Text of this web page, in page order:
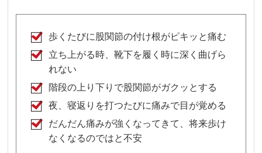
歩くたびに股関節の付け根がピキッと痛む
立ち上がる時、靴下を履く時に深く曲げら
れない
階段の上り下りで股関節がガクッとする
夜、寝返りを打つたびに痛みで目が覚める
だんだん痛みが強くなってきて、将来歩け
なくなるのではと不安